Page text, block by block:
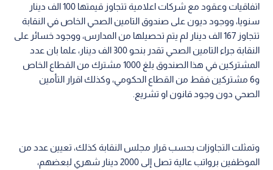
اتفاقيات وعقود مع شركات اعلامية تتجاوز قيمتها 100 الف دينار
سنويا، ووجود ديون على صندوق التامين الصحي الخاص في النقابة
تتجاوز 167 الف دينار لم يتم تحصيلها من المدارس، ووجود خسائر على
النقابة جراء التامين الصحي تقدر بنحو 300 الف دينار، علما بان عدد
المشتركين في هذا الصندوق بلغ 1000 مشترك من القطاع الخاص
و6 مشتركين فقط من القطاع الحكومي، وكذلك اقرار التأمين
الصحي دون وجود قانون او تشريع.
وتمثلت التجاوزات بحسب قرار مجلس النقابة كذلك، تعيين عدد من
الموظفين برواتب عالية تصل إلى 2000 دينار شهري لبعضهم،